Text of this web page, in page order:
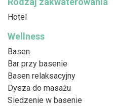
Hotel
Wellness
Basen
Bar przy basenie
Basen relaksacyjny
Dysza do masażu
Siedzenie w basenie